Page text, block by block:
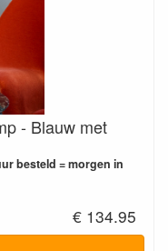
- Blauw met
besteld = morgen in
€ 134.95